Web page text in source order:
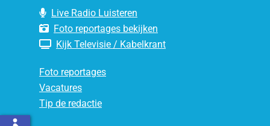
Live Radio Luisteren
Foto reportages bekijken
Kijk Televisie / Kabelkrant
Foto reportages
Vacatures
Tip de redactie